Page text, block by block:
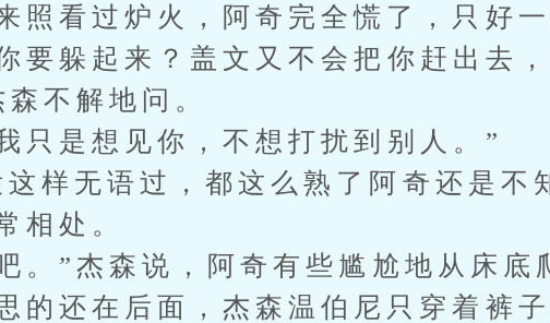
照看过炉火，阿奇完全慌了，只好一
躲起来？盖文又不会把你赶出去，
不解地问。
是想见你，不想打扰到别人。”
样无语过，都这么熟了阿奇还是不
相处。
”杰森说，阿奇有些尴尬地从床底
的还在后面，杰森温伯尼只穿着裤子